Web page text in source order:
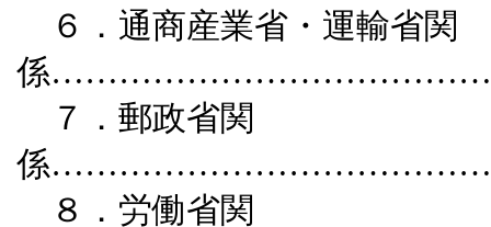
６．通商産業省・運輸省関
係
７．郵政省関
係
８．労働省関